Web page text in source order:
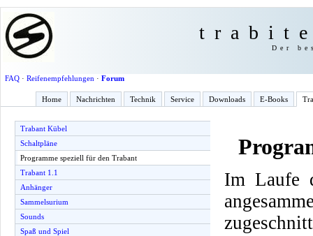
Der
FAQ· Reifenempfehlungen · Forum
Home Nachrichten Technik Service Downloads E-Books
Trabant Kübel
Schaltpläne
Programme speziell für den Trabant
Trabant 1.1
Anhänger
Sammelsurium
Sounds
Spaß und Spiel
Im Laufe